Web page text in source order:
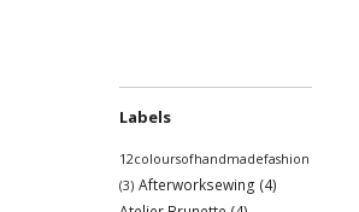
Labels
12coloursofhandmadefashion
(3) Afterworksewing (4)